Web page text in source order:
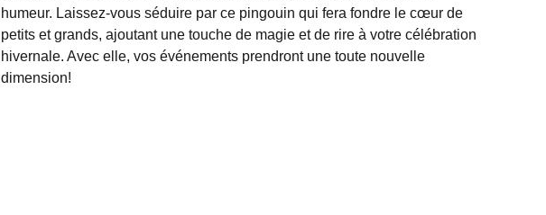
humeur. Laissez-vous séduire par ce pingouin qui fera fondre le cœur de
petits et grands, ajoutant une touche de magie et de rire à votre célébration
hivernale. Avec elle, vos événements prendront une toute nouvelle
dimension!